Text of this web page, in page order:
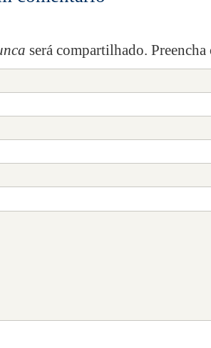
será compartilhado.